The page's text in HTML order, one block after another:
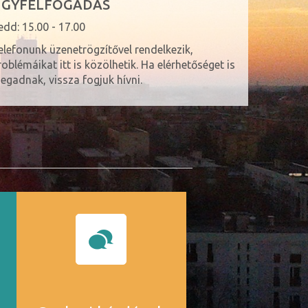
15.00 - 17.00
üzenetrögzítővel rendelkezik,
itt is közölhetik. Ha elérhetőséget is
vissza fogjuk hívni.